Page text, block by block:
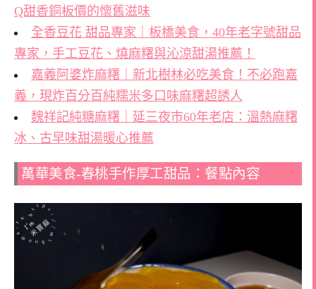
Q甜香銅板價的懷舊滋味
全香豆花 甜品專家｜板橋美食，40年老字號甜品
專家，手工豆花、燒麻糬與沁涼甜湯推薦！
嘉義阿婆炸麻糬｜新北樹林必吃美食！不必跑嘉
義，現炸百分百純糯米多口味麻糬超誘人
魏祥記純糖麻糬｜延三夜市60年老店：溫熱麻糬
冰、古早味甜湯暖心推薦
萬華美食-春桃手作厚工甜品：餐點內容